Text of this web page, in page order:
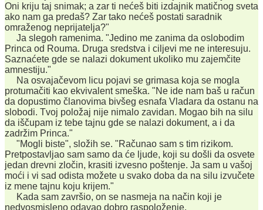
Oni kriju taj snimak; a zar ti nećeš biti izdajnik matičnog sveta
ako nam ga predaš? Zar tako nećeš postati saradnik
omraženog neprijatelja?"
Ja slegoh ramenima. "Jedino me zanima da oslobodim
Princa od Rouma. Druga sredstva i ciljevi me ne interesuju.
Saznaćete gde se nalazi dokument ukoliko mu zajemčite
amnestiju."
Na osvajačevom licu pojavi se grimasa koja se mogla
protumačiti kao ekvivalent smeška. "Ne ide nam baš u račun
da dopustimo članovima bivšeg esnafa Vladara da ostanu na
slobodi. Tvoj položaj nije nimalo zavidan. Mogao bih na silu
da iščupam iz tebe tajnu gde se nalazi dokument, a i da
zadržim Princa."
"Mogli biste", složih se. "Računao sam s tim rizikom.
Pretpostavljao sam samo da će ljude, koji su došli da osvete
jedan drevni zločin, krasiti izvesno poštenje. Ja sam u vašoj
moći i vi sad odista možete u svako doba da na silu izvučete
iz mene tajnu koju krijem."
Kada sam završio, on se nasmeja na način koji je
nedvosmisleno odavao dobro raspoloženje.